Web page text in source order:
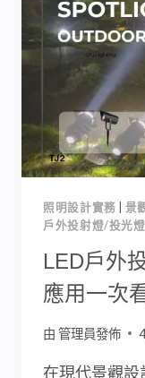
南
2026：
全
品
項
戶
外
照
明
薦
｜
景
設
照明設計實務 景
戶外投射燈/投光
LED戶外
應用一次
由 管理員發佈
在現代景觀設